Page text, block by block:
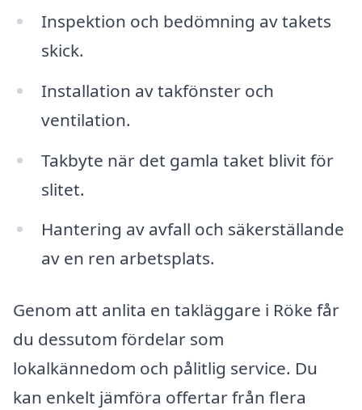
Inspektion och bedömning av takets
skick.
Installation av takfönster och
ventilation.
Takbyte när det gamla taket blivit för
slitet.
Hantering av avfall och säkerställande
av en ren arbetsplats.
Genom att anlita en takläggare i Röke får
du dessutom fördelar som
lokalkännedom och pålitlig service. Du
kan enkelt jämföra offertar från flera